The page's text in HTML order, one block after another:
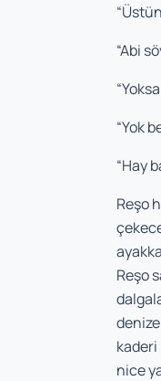
“Abi
“Yok
“Hay
Reşo
Reşo
nice